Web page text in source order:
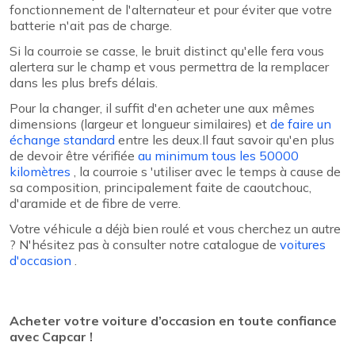
fonctionnement de l'alternateur et pour éviter que votre
batterie n'ait pas de charge.
Si la courroie se casse, le bruit distinct qu'elle fera vous
alertera sur le champ et vous permettra de la remplacer
dans les plus brefs délais.
Pour la changer, il suffit d'en acheter une aux mêmes
dimensions (largeur et longueur similaires) et de faire un
échange standard entre les deux.Il faut savoir qu'en plus
de devoir être vérifiée au minimum tous les 50000
kilomètres , la courroie s 'utiliser avec le temps à cause de
sa composition, principalement faite de caoutchouc,
d'aramide et de fibre de verre.
Votre véhicule a déjà bien roulé et vous cherchez un autre
? N'hésitez pas à consulter notre catalogue de voitures
d'occasion
Acheter votre voiture d’occasion en toute confiance
avec Capcar !